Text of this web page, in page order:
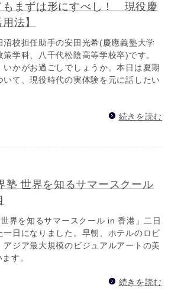
もまずは形にすべし！ 現役慶
法】
沼校担任助手の安田光希(慶應義塾大学
学科、八千代松陰高等学校卒)です。
いかがお過ごしでしょうか。本日は夏期
いて、現役時代の実体験を元に話したい
続きを読む
塾 世界を知るサマースクール
世界を知るサマースクール in 香港」二日
一日になりました。早朝、ホテルのロビ
アジア最大規模のビジュアルアートの美
す。
続きを読む